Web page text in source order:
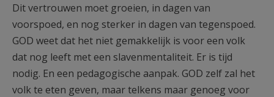
Dit vertrouwen moet groeien, in dagen van
voorspoed, en nog sterker in dagen van tegenspoed.
GOD weet dat het niet gemakkelijk is voor een volk
dat nog leeft met een slavenmentaliteit. Er is tijd
nodig. En een pedagogische aanpak. GOD zelf zal het
volk te eten geven, maar telkens maar genoeg voor